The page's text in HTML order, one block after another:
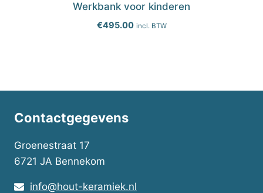
Werkbank voor kinderen
€495.00 incl. BTW
Contactgegevens
Groenestraat 17
6721 JA Bennekom
info@hout-keramiek.nl